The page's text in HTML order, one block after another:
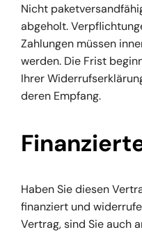
Nicht
abgeholt.
Zahlungen müssen
werden. Die Frist
Ihrer
deren Empfang.
Haben Sie diesen
finanziert und
Vertrag, sind Sie auch